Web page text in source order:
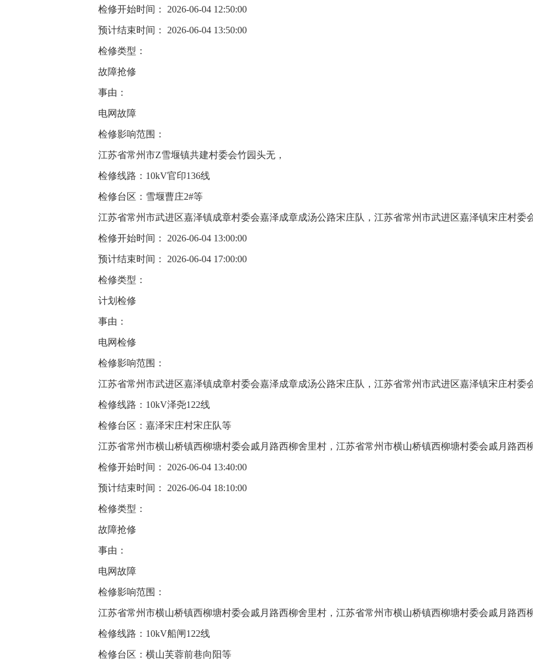
检修开始时间： 2026-06-04 12:50:00
预计结束时间： 2026-06-04 13:50:00
检修类型：
故障抢修
事由：
电网故障
检修影响范围：
江苏省常州市Z雪堰镇共建村委会竹园头无，
检修线路：10kV官印136线
检修台区：雪堰曹庄2#等
江苏省常州市武进区嘉泽镇成章村委会嘉泽成章成汤公路宋庄队，江苏省常州市武进区嘉泽镇宋庄村委
检修开始时间： 2026-06-04 13:00:00
预计结束时间： 2026-06-04 17:00:00
检修类型：
计划检修
事由：
电网检修
检修影响范围：
江苏省常州市武进区嘉泽镇成章村委会嘉泽成章成汤公路宋庄队，江苏省常州市武进区嘉泽镇宋庄村委
检修线路：10kV泽尧122线
检修台区：嘉泽宋庄村宋庄队等
江苏省常州市横山桥镇西柳塘村委会戚月路西柳舍里村，江苏省常州市横山桥镇西柳塘村委会戚月路西
检修开始时间： 2026-06-04 13:40:00
预计结束时间： 2026-06-04 18:10:00
检修类型：
故障抢修
事由：
电网故障
检修影响范围：
江苏省常州市横山桥镇西柳塘村委会戚月路西柳舍里村，江苏省常州市横山桥镇西柳塘村委会戚月路西
检修线路：10kV船闸122线
检修台区：横山芙蓉前巷向阳等